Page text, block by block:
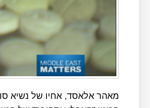
מאהר אלאסד, אחיו של נשיא